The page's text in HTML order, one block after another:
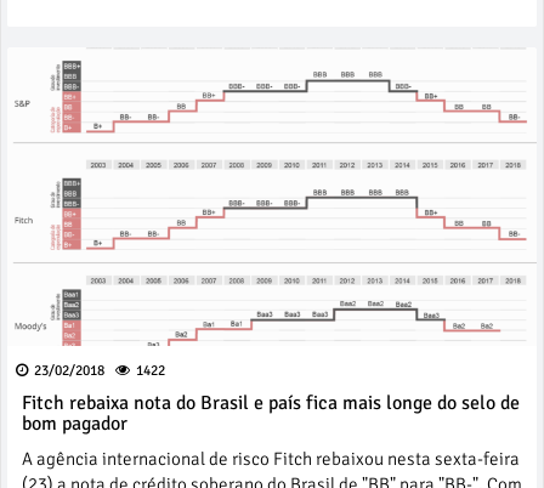
23/02/2018 1422
Fitch rebaixa nota do Brasil e país fica mais longe do selo de
bom pagador
A agência internacional de risco Fitch rebaixou nesta sexta-feira